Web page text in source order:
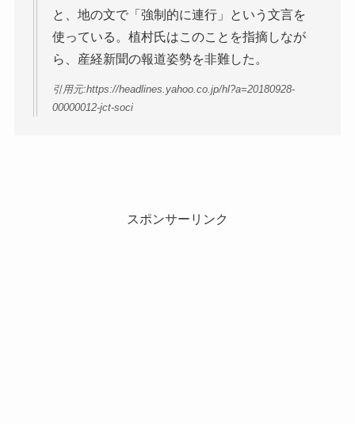
と、地の文で「強制的に連行」という文言を
使っている。植村氏はこのことを指摘しなが
ら、産経新聞の報道姿勢を非難した。
引用元:https://headlines.yahoo.co.jp/hl?a=20180928-
00000012-jct-soci
スポンサーリンク